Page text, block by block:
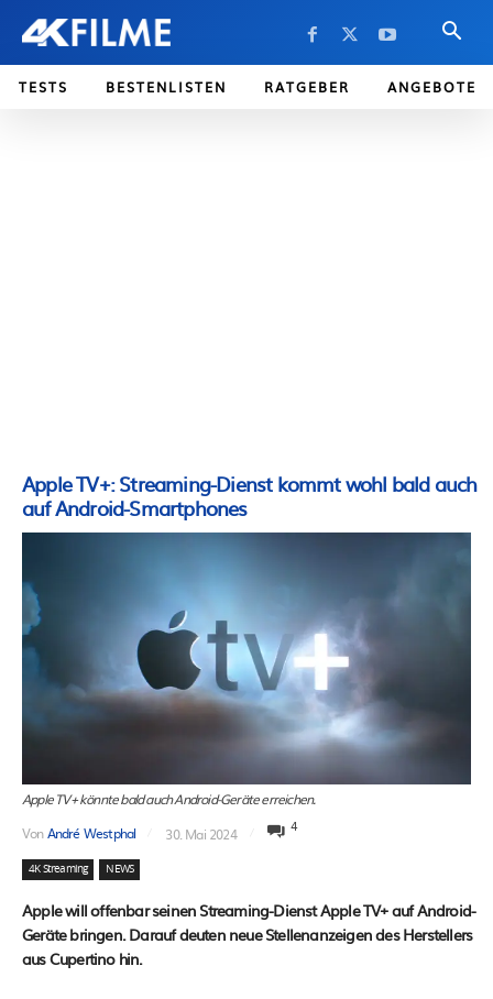
TESTS BESTENLISTEN RATGEBER ANGEBOTE
Apple TV+: Streaming-Dienst kommt wohl bald auch
auf Android-Smartphones
Apple TV+ könnte bald auch Android-Geräte erreichen.
VonAndré Westphal 30. Mai 2024 4
4K Streaming NEWS
Apple will offenbar seinen Streaming-Dienst Apple TV+ auf Android-
Geräte bringen. Darauf deuten neue Stellenanzeigen des Herstellers
aus Cupertino hin.